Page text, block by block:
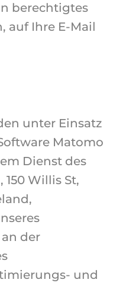
berechtigtes
auf Ihre E-Mail
unter Einsatz
Matomo
Dienst des
Willis St,
der
und